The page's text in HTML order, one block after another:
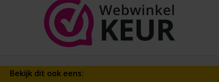
Bekijk dit ook eens: